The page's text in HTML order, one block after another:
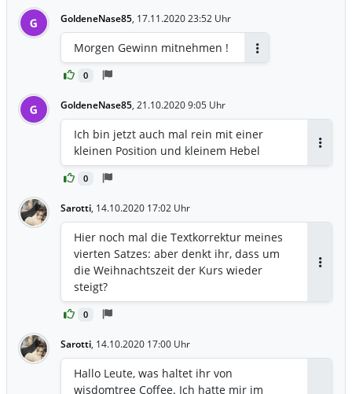
G GoldeneNase85, 17.11.2020 23:52 Uhr
0
Morgen Gewinn mitnehmen !
G GoldeneNase85, 21.10.2020 9:05 Uhr
0
Ich bin jetzt auch mal rein mit einer
kleinen Position und kleinem Hebel
Sarotti, 14.10.2020 17:02 Uhr
0
Hier noch mal die Textkorrektur meines
vierten Satzes: aber denkt ihr, dass um
die Weihnachtszeit der Kurs wieder
steigt?
Sarotti, 14.10.2020 17:00 Uhr
Hallo Leute, was haltet ihr von
wisdomtree Coffee. Ich hatte mir im